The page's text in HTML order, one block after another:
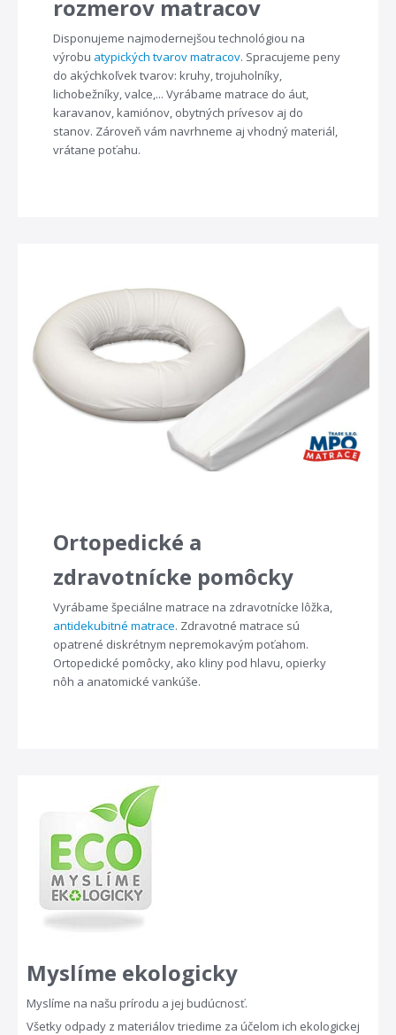
rozmerov matracov
Disponujeme najmodernejšou technológiou na
výrobu atypických tvarov matracov. Spracujeme peny
do akýchkoľvek tvarov: kruhy, trojuholníky,
lichobežníky, valce,... Vyrábame matrace do áut,
karavanov, kamiónov, obytných prívesov aj do
stanov. Zároveň vám navrhneme aj vhodný materiál,
vrátane poťahu.
Ortopedické a
zdravotnícke pomôcky
Vyrábame špeciálne matrace na zdravotnícke lôžka,
antidekubitné matrace. Zdravotné matrace sú
opatrené diskrétnym nepremokavým poťahom.
Ortopedické pomôcky, ako kliny pod hlavu, opierky
nôh a anatomické vankúše.
Myslíme ekologicky
Myslíme na našu prírodu a jej budúcnosť.
Všetky odpady z materiálov triedime za účelom ich ekologickej